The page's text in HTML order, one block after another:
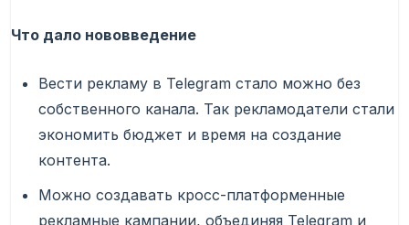
Что дало нововведение
Вести рекламу в Telegram стало можно без
собственного канала. Так рекламодатели стали
экономить бюджет и время на создание
контента.
Можно создавать кросс-платформенные
рекламные кампании, объединяя Telegram и